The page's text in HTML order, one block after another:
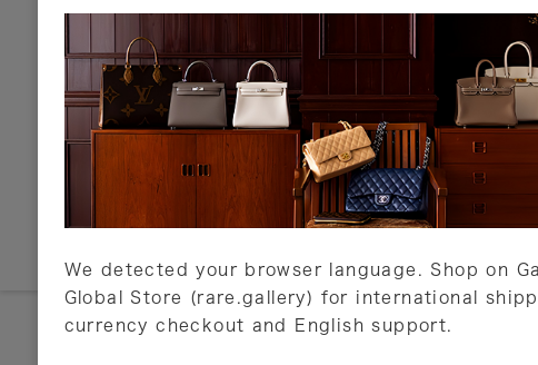
We detected your browser language. Shop on
Global Store (rare.gallery) for international
currency checkout and English support.
お支払いについて
以下のお支払方法が利用可能です。
クレジットカード
ショッピングローン
銀行振込・郵便振替
代金引換
Amazon Pay
PayPay
店頭支払い
詳しくはこちら